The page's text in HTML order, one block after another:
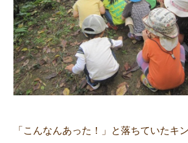
「こんなんあった！」と落ちていたキ